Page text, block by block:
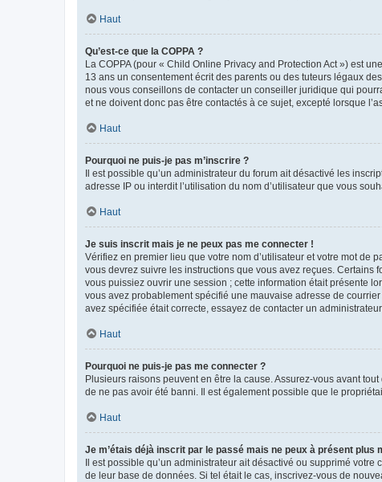
Haut
Qu’est-ce que la COPPA ?
La COPPA (pour « Child Online Privacy and Protection Act ») est
13 ans un consentement écrit des parents ou des tuteurs légaux
nous vous conseillons de contacter un conseiller juridique qui
et ne doivent donc pas être contactés à ce sujet, excepté lorsque
Haut
Pourquoi ne puis-je pas m’inscrire ?
Il est possible qu’un administrateur du forum ait désactivé les
adresse IP ou interdit l’utilisation du nom d’utilisateur que vous
Haut
Je suis inscrit mais je ne peux pas me connecter !
Vérifiez en premier lieu que votre nom d’utilisateur et votre mot de
vous devrez suivre les instructions que vous avez reçues.
vous puissiez ouvrir une session ; cette information était présente
vous avez probablement spécifié une mauvaise adresse de
avez spécifiée était correcte, essayez de contacter un administrateur
Haut
Pourquoi ne puis-je pas me connecter ?
Plusieurs raisons peuvent en être la cause. Assurez-vous avant
de ne pas avoir été banni. Il est également possible que le
Haut
Je m’étais déjà inscrit par le passé mais ne peux à présent plus
Il est possible qu’un administrateur ait désactivé ou supprimé
de leur base de données. Si tel était le cas, inscrivez-vous de